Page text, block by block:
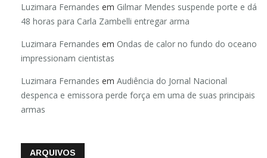
Luzimara Fernandes em Gilmar Mendes suspende porte e dá
48 horas para Carla Zambelli entregar arma
Luzimara Fernandes em Ondas de calor no fundo do oceano
impressionam cientistas
Luzimara Fernandes em Audiência do Jornal Nacional
despenca e emissora perde força em uma de suas principais
armas
ARQUIVOS